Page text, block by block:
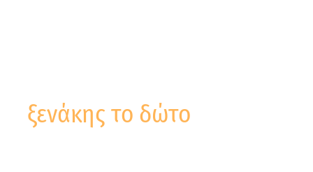
ξενάκης το δώτο